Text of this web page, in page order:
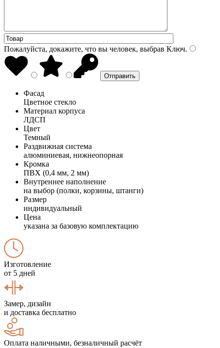
Пожалуйста, докажите, что вы человек, выбрав Ключ.
Фасад
Цветное стекло
Материал корпуса
ЛДСП
Цвет
Темный
Раздвижная система
алюминиевая, нижнеопорная
Кромка
ПВХ (0,4 мм, 2 мм)
Внутреннее наполнение
на выбор (полки, корзины, штанги)
Размер
индивидуальный
Цена
указана за базовую комплектацию
Изготовление
от 5 дней
Замер, дизайн
и доставка бесплатно
Оплата наличными, безналичный расчёт